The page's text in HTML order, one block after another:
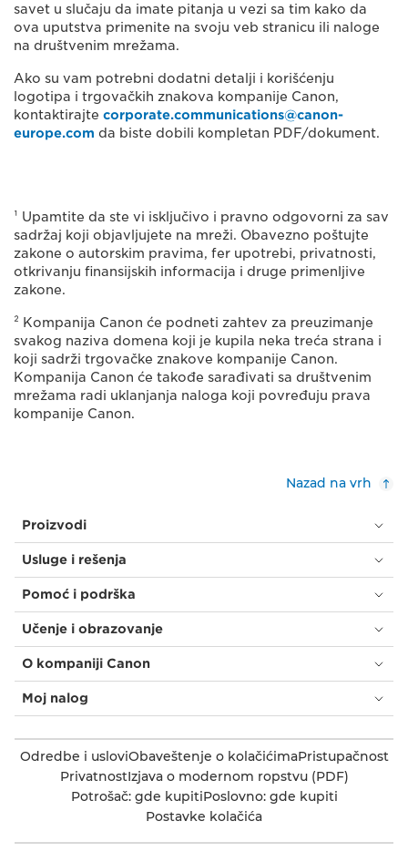
savet u slučaju da imate pitanja u vezi sa tim kako da
ova uputstva primenite na svoju veb stranicu ili naloge
na društvenim mrežama.
Ako su vam potrebni dodatni detalji i korišćenju
logotipa i trgovačkih znakova kompanije Canon,
kontaktirajte corporate.communications@canon-
europe.com da biste dobili kompletan PDF/dokument.
¹ Upamtite da ste vi isključivo i pravno odgovorni za sav
sadržaj koji objavljujete na mreži. Obavezno poštujte
zakone o autorskim pravima, fer upotrebi, privatnosti,
otkrivanju finansijskih informacija i druge primenljive
zakone.
² Kompanija Canon će podneti zahtev za preuzimanje
svakog naziva domena koji je kupila neka treća strana i
koji sadrži trgovačke znakove kompanije Canon.
Kompanija Canon će takođe sarađivati sa društvenim
mrežama radi uklanjanja naloga koji povređuju prava
kompanije Canon.
Nazad na vrh
Proizvodi
Usluge i rešenja
Pomoć i podrška
Učenje i obrazovanje
O kompaniji Canon
Moj nalog
Odredbe i usloviObaveštenje o kolačićimaPristupačnost
PrivatnostIzjava o modernom ropstvu (PDF)
Potrošač: gde kupitiPoslovno: gde kupiti
Postavke kolačića